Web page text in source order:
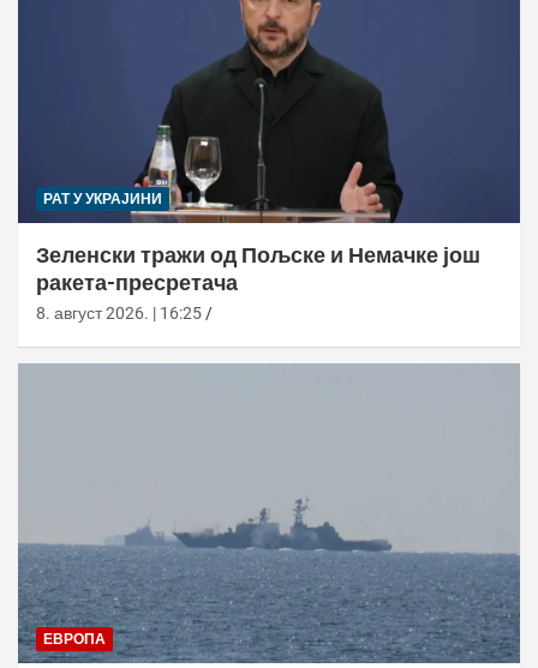
РАТ У УКРАЈИНИ
Зеленски тражи од Пољске и Немачке још
ракета-пресретача
8. август 2026. | 16:25
ЕВРОПА